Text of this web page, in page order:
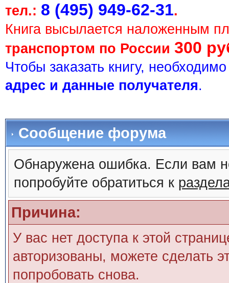
тел.: 8 (495) 949-62-31.
Книга высылается наложенным
транспортом по России 300
Чтобы заказать книгу,
адрес и данные получателя.
Сообщение форума
Обнаружена ошибка. Если вам
попробуйте обратиться к
Причина:
У вас нет доступа к этой
авторизованы, можете сделать
попробовать снова.